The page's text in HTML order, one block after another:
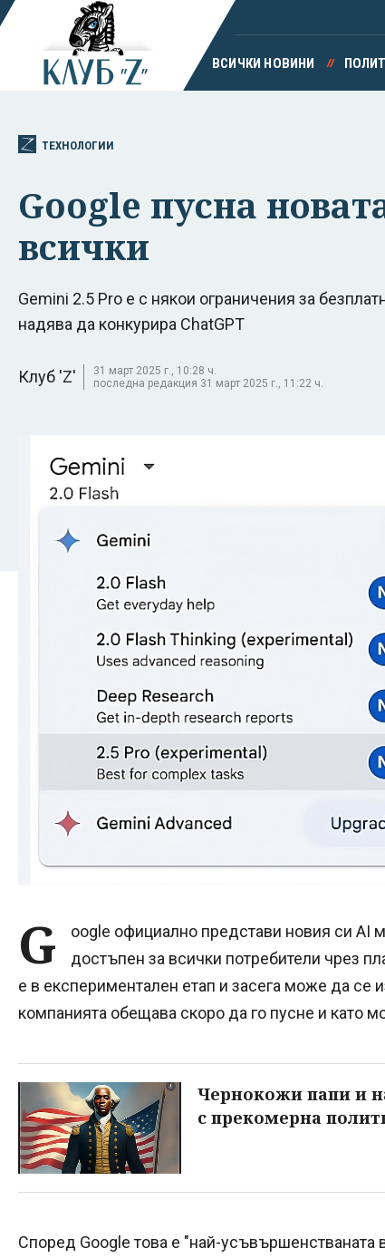
ВСИЧКИ НОВИНИ
ТЕХНОЛОГИИ
Google пусна
всички
Gemini 2.5 Pro е с някои ограничения за
надява да конкурира ChatGPT
Клуб 'Z'
31 март 2025 г., 10:28 ч.
последна редакция 31 март 2025 г., 11:22 ч.
G oogle официално представи новия си AI
достъпен за всички потребители чрез
е в експериментален етап и засега може да се
компанията обещава скоро да го пусне и като
Чернокожи папи и
с прекомерна
Според Google това е "най-усъвършенстваната